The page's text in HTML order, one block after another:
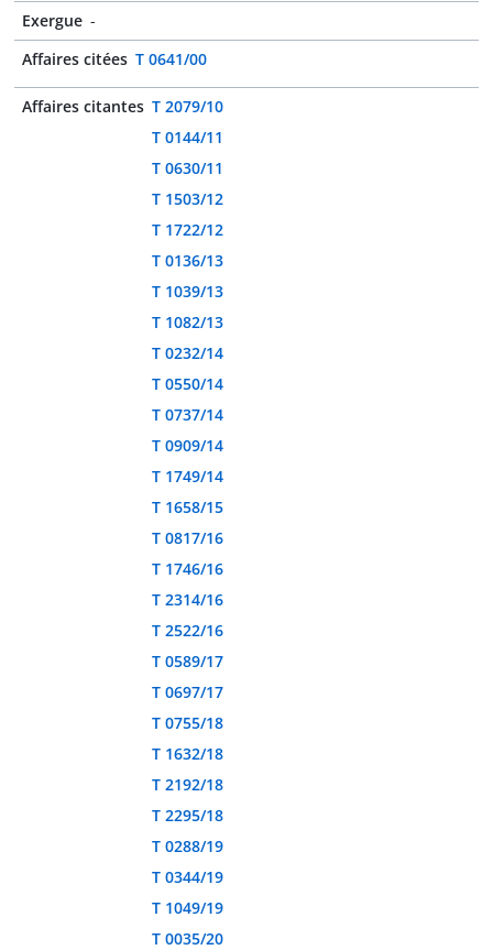
Exergue -
Affaires citées T 0641/00
Affaires citantes T 2079/10
T 0144/11
T 0630/11
T 1503/12
T 1722/12
T 0136/13
T 1039/13
T 1082/13
T 0232/14
T 0550/14
T 0737/14
T 0909/14
T 1749/14
T 1658/15
T 0817/16
T 1746/16
T 2314/16
T 2522/16
T 0589/17
T 0697/17
T 0755/18
T 1632/18
T 2192/18
T 2295/18
T 0288/19
T 0344/19
T 1049/19
T 0035/20